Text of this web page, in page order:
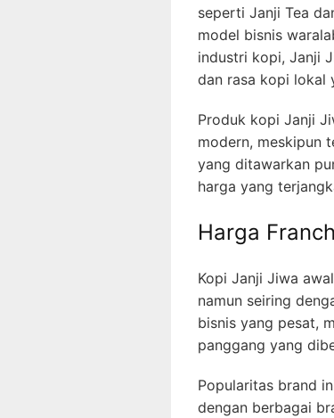
seperti Janji Tea
model bisnis
industri kopi, Janji
dan rasa kopi lokal
Produk kopi Janji
modern, meskipun
yang ditawarkan
harga yang
Harga
Kopi Janji Jiwa
namun seiring
bisnis yang pesat,
panggang yang
Popularitas brand
dengan berbagai